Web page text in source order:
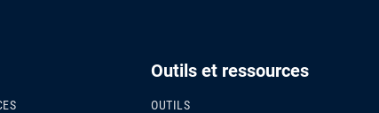
Outils et ressources
OUTILS